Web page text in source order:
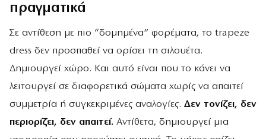
πραγματικά
Σε αντίθεση με πιο “δομημένα” φορέματα, το trapeze
dress δεν προσπαθεί να ορίσει τη σιλουέτα.
Δημιουργεί χώρο. Και αυτό είναι που το κάνει να
λειτουργεί σε διαφορετικά σώματα χωρίς να απαιτεί
συμμετρία ή συγκεκριμένες αναλογίες. Δεν τονίζει, δεν
περιορίζει, δεν απαιτεί. Αντίθετα, δημιουργεί μια